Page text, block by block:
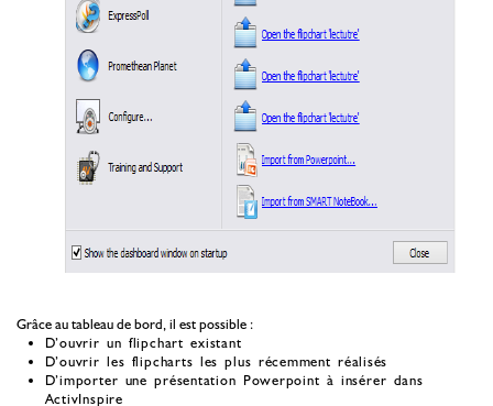
Grâce au tableau de bord, il est possible :
D’ouvrir un flipchart existant
D’ouvrir les flipcharts les plus récemment réalisés
D’importer une présentation Powerpoint à insérer dans
ActivInspire